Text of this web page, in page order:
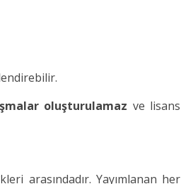
oluşturulamaz ve lisans
arasındadır. Yayımlanan her